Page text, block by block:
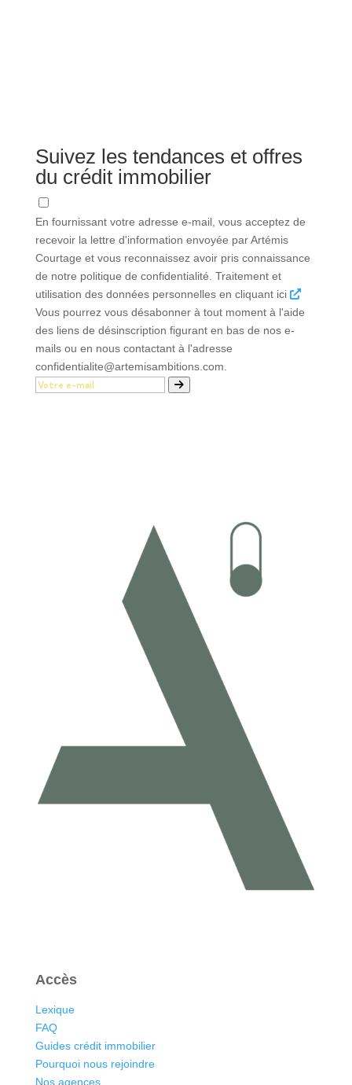
Suivez les tendances et offres
du crédit immobilier
En fournissant votre adresse e-mail, vous acceptez de
recevoir la lettre d'information envoyée par Artémis
Courtage et vous reconnaissez avoir pris connaissance
de notre politique de confidentialité. Traitement et
utilisation des données personnelles en cliquant ici
Vous pourrez vous désabonner à tout moment à l'aide
des liens de désinscription figurant en bas de nos e-
mails ou en nous contactant à l'adresse
confidentialite@artemisambitions.com.
Accès
Lexique
FAQ
Guides crédit immobilier
Pourquoi nous rejoindre
Nos agences